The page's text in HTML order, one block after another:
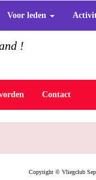
Voor leden
!
Contact
Copyright © Vliegclub